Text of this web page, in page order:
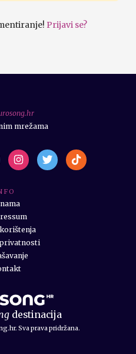
Prijavi se?
destinacija
Sva prava pridržana.
F O
mrežama